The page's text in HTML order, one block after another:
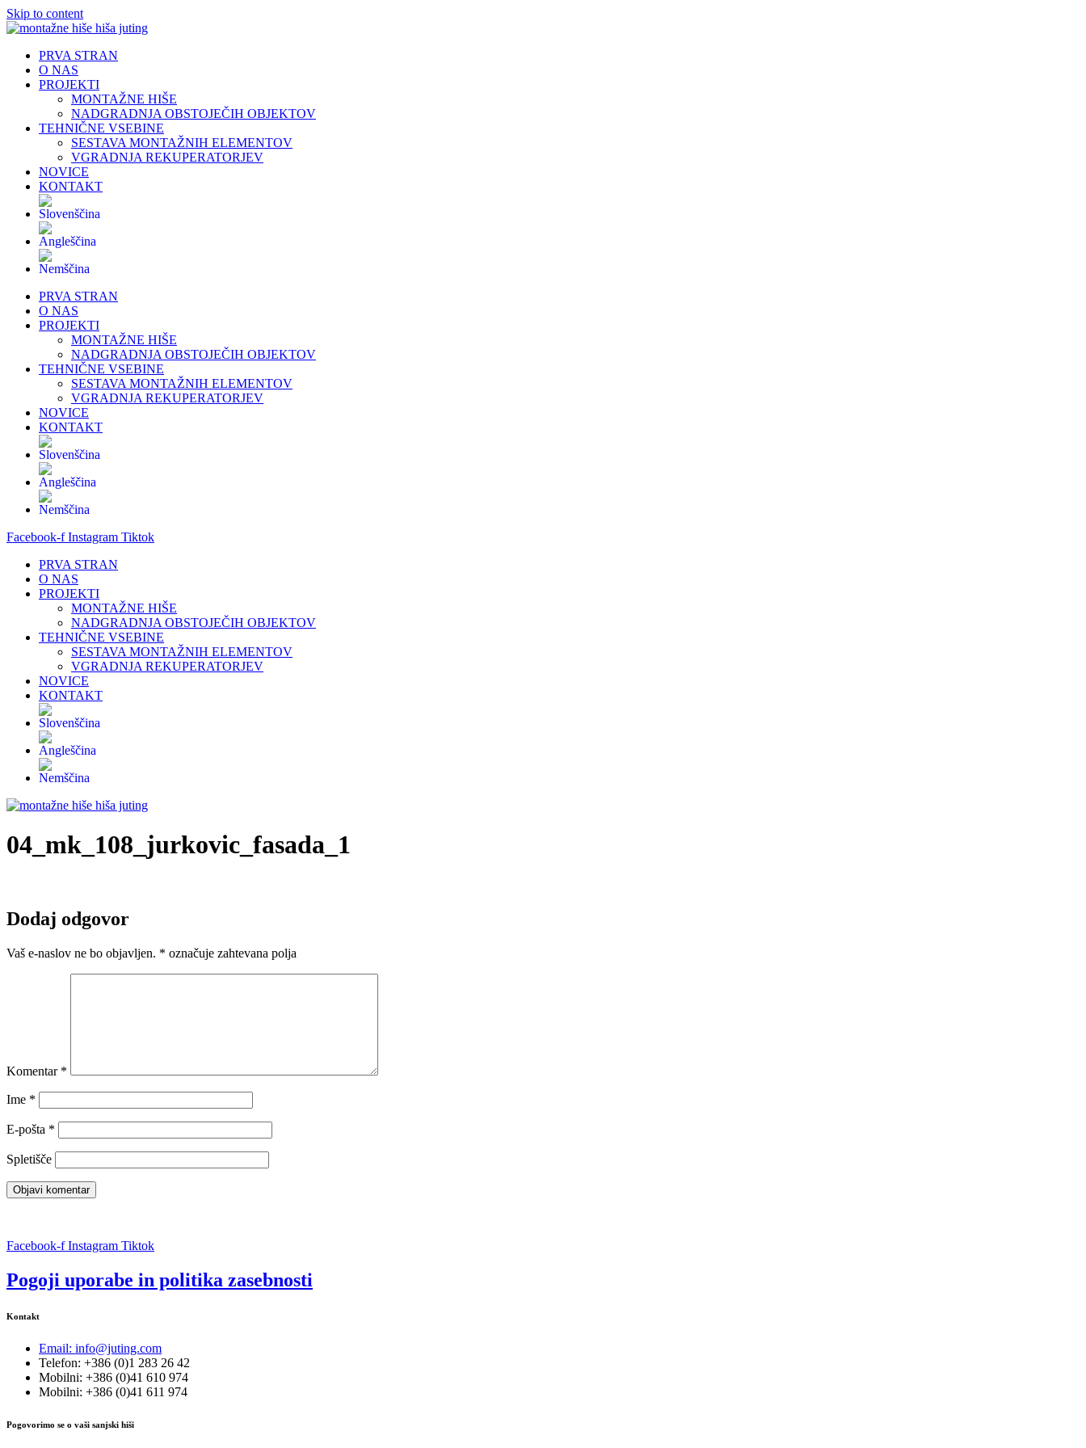
Skip to content
PRVA STRAN
O NAS
PROJEKTI
MONTAŽNE HIŠE
NADGRADNJA OBSTOJEČIH OBJEKTOV
TEHNIČNE VSEBINE
SESTAVA MONTAŽNIH ELEMENTOV
VGRADNJA REKUPERATORJEV
NOVICE
KONTAKT
PRVA STRAN
O NAS
PROJEKTI
MONTAŽNE HIŠE
NADGRADNJA OBSTOJEČIH OBJEKTOV
TEHNIČNE VSEBINE
SESTAVA MONTAŽNIH ELEMENTOV
VGRADNJA REKUPERATORJEV
NOVICE
KONTAKT
Facebook-f Instagram Tiktok
PRVA STRAN
O NAS
PROJEKTI
MONTAŽNE HIŠE
NADGRADNJA OBSTOJEČIH OBJEKTOV
TEHNIČNE VSEBINE
SESTAVA MONTAŽNIH ELEMENTOV
VGRADNJA REKUPERATORJEV
NOVICE
KONTAKT
04_mk_108_jurkovic_fasada_1
Dodaj odgovor
Vaš e-naslov ne bo objavljen. * označuje zahtevana polja
Komentar *
Ime *
E-pošta *
Spletišče
Facebook-f Instagram Tiktok
Pogoji uporabe in politika zasebnosti
Kontakt
Email: info@juting.com
Telefon: +386 (0)1 283 26 42
Mobilni: +386 (0)41 610 974
Mobilni: +386 (0)41 611 974
Pogovorimo se o vaši sanjski hiši